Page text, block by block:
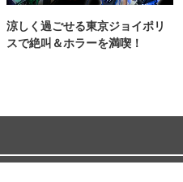
涼しく過ごせる東京ジョイポリ
スで絶叫＆ホラーを満喫！